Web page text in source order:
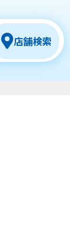
店舗検索